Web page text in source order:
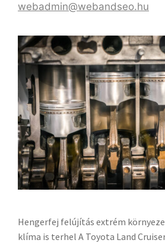
webadmin@webandseo.hu
Hengerfej felújítás extrém
klíma is terhel A Toyota Land